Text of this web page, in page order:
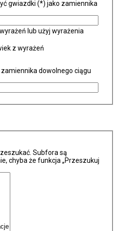
gwiazdki (*) jako zamiennika
lub użyj wyrażenia
z wyrażeń
dowolnego ciągu
Subfora są
chyba że funkcja „Przeszukuj